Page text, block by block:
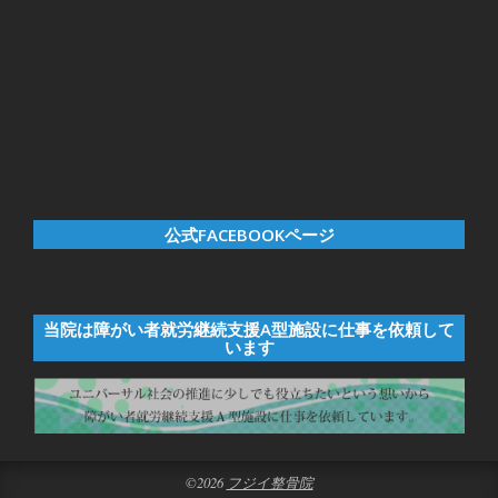
公式FACEBOOKページ
当院は障がい者就労継続支援A型施設に仕事を依頼して
います
©2026 フジイ整骨院